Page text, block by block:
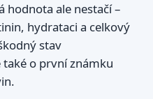
hodnota ale nestačí –
hydrataci a celkový
stav
o první známku